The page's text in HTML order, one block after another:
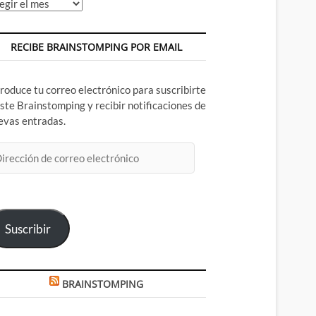
RECIBE BRAINSTOMPING POR EMAIL
tu correo electrónico para suscribirte
Brainstomping y recibir notificaciones de
entradas.
Suscribir
BRAINSTOMPING